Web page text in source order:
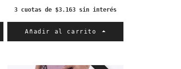
3 cuotas de $3.163 sin interés
Añadir al carrito